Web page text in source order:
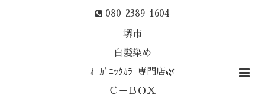
080-2389-1604
堺市
白髪染め
ｵｰｶﾞﾆｯｸｶﾗｰ専門店🌿
Ｃ－ＢＯＸ